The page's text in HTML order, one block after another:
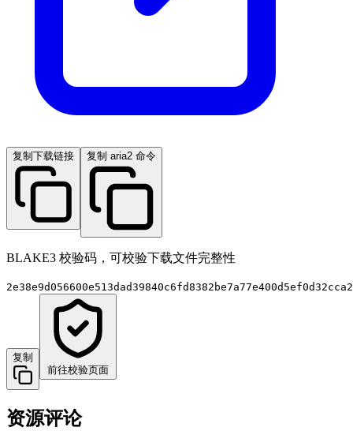
复制下载链接 复制 aria2 命令
BLAKE3 校验码，可校验下载文件完整性
复制
前往校验页面
资源评论